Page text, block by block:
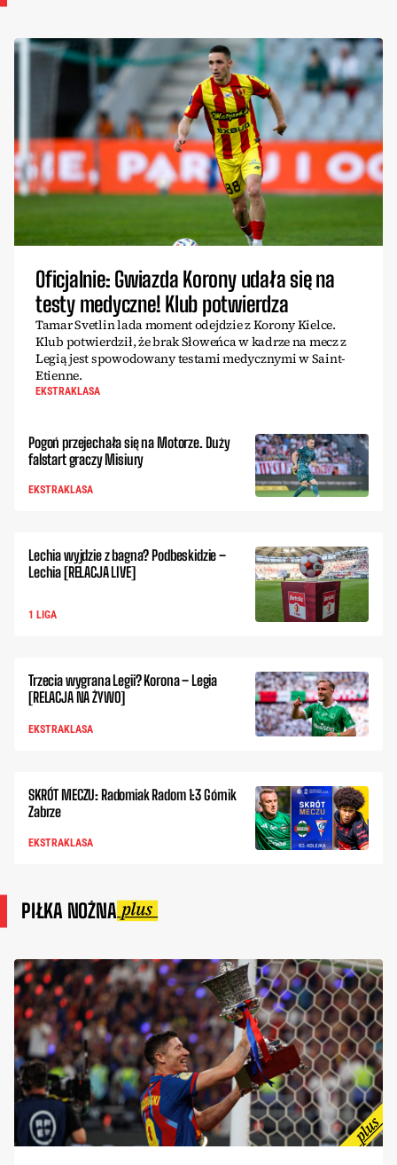
Oficjalnie: Gwiazda Korony udała się na
testy medyczne! Klub potwierdza
Tamar Svetlin lada moment odejdzie z Korony Kielce.
Klub potwierdził, że brak Słoweńca w kadrze na mecz z
Legią jest spowodowany testami medycznymi w Saint-
Etienne.
EKSTRAKLASA
Pogoń przejechała się na Motorze. Duży
falstart graczy Misiury
EKSTRAKLASA
Lechia wyjdzie z bagna? Podbeskidzie –
Lechia [RELACJA LIVE]
1 LIGA
Trzecia wygrana Legii? Korona – Legia
[RELACJA NA ŻYWO]
EKSTRAKLASA
SKRÓT MECZU: Radomiak Radom 1:3 Górnik
Zabrze
EKSTRAKLASA
PIŁKA NOŻNA